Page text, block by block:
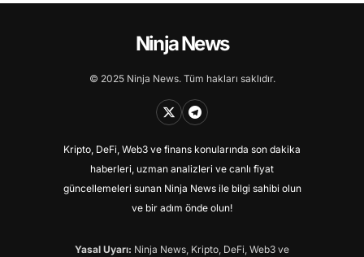
Ninja News
© 2025 Ninja News. Tüm hakları saklıdır.
Kripto, DeFi, Web3 ve finans konularında son dakika
haberleri, uzman analizleri ve canlı fiyat
güncellemeleri sunan Ninja News ile bilgi sahibi olun
ve bir adım önde olun!
Yasal Uyarı: Ninja News, Kripto, DeFi, Web3 ve